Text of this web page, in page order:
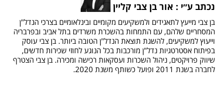
נכתב ע״י : אור בן צבי קליין
בן צבי מייעץ לתאגידים ולמשקיעים מקומיים ובינלאומיים בצרכי הנדל"ן
המסחריים שלהם, עם התמחות בהשכרת משרדים בתל אביב ובפרבריה
וייעוץ למשקיעים, להשגת תוצאת הנדל"ן הטובה ביותר. בן צבי עוסק
בפיתוח אסטרטגיות נדל"ן מורכבות בכל הנוגע לחוזי שכירות חדשים,
שיווק פרויקטים, ניהול השכרות ועסקאות רכישה ומכירה. בן צבי הצטרף
לחברה בשנת 2011 ופועל כשותף משנת 2020.